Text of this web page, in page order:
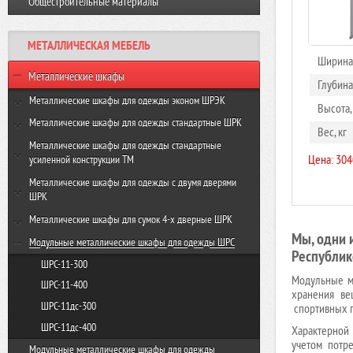
Виброплита VR-120 GROST
Виброплита VH-330R GROST
Резчик швов FS350-HC GROST
МЕТАЛЛИЧЕСКАЯ МЕБЕЛЬ
Металлические шкафы
Металлические шкафы для одежды эконом ШРЭК
ШРЭК-21-500
ШРЭК-22-500
Металлические шкафы для одежды стандартные ШРК
ШРК-22-600
ШРК-22-800
Металлические шкафы для одежды стандартные
усиленной конструкции ТМ
ТМ-22-600
ТМ-22-800
Металлические шкафы для одежды с двумя дверями
ШРК
ШРК-24-600
ШРК-24-800
Металлические шкафы для сумок 4-х дверные ШРК
ШРК-28-600
ШРК-28-800
Модульные металлические шкафы для одежды ШРС
ШРС-11-300
ШРС-11-400
ШРС-11дс-300
ШРС-11дс-400
Модульные металлические шкафы для одежды
Вес, кг
Цена:
Мы, одни
Модульные
хранения
спортивных
учетом